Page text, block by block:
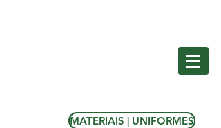
MATERIAIS | UNIFORMES